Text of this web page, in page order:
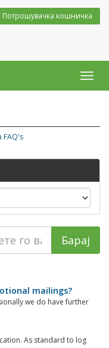
Потрошувачка кошничка
FAQ's
mailings?
we do have further
As standard to log